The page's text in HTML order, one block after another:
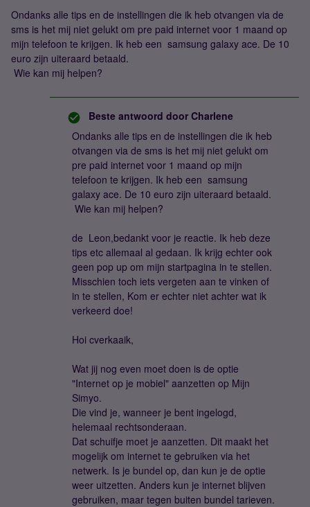
Ondanks alle tips en de instellingen die ik heb otvangen via de
sms is het mij niet gelukt om pre paid internet voor 1 maand op
mijn telefoon te krijgen. Ik heb een samsung galaxy ace. De 10
euro zijn uiteraard betaald.
Wie kan mij helpen?
Beste antwoord door Charlene
Ondanks alle tips en de instellingen die ik heb
otvangen via de sms is het mij niet gelukt om
pre paid internet voor 1 maand op mijn
telefoon te krijgen. Ik heb een samsung
galaxy ace. De 10 euro zijn uiteraard betaald.
Wie kan mij helpen?
de Leon,bedankt voor je reactie. Ik heb deze
tips etc allemaal al gedaan. Ik krijg echter ook
geen pop up om mijn startpagina in te stellen.
Misschien toch iets vergeten aan te vinken of
in te stellen, Kom er echter niet achter wat ik
verkeerd doe!
Hoi cverkaaik,
Wat jij nog even moet doen is de optie
"Internet op je mobiel" aanzetten op Mijn
Simyo.
Die vind je, wanneer je bent ingelogd,
helemaal rechtsonderaan.
Dat schuifje moet je aanzetten. Dit maakt het
mogelijk om internet te gebruiken via het
netwerk. Is je bundel op, dan kun je de optie
weer uitzetten. Anders kun je internet blijven
gebruiken, maar tegen buiten bundel tarieven.